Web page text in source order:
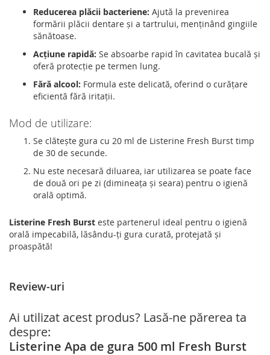
Reducerea plăcii bacteriene: Ajută la prevenirea
formării plăcii dentare și a tartrului, menținând gingiile
sănătoase.
Acțiune rapidă: Se absoarbe rapid în cavitatea bucală și
oferă protecție pe termen lung.
Fără alcool: Formula este delicată, oferind o curățare
eficientă fără iritații.
Mod de utilizare:
Se clătește gura cu 20 ml de Listerine Fresh Burst timp
de 30 de secunde.
Nu este necesară diluarea, iar utilizarea se poate face
de două ori pe zi (dimineața și seara) pentru o igienă
orală optimă.
Listerine Fresh Burst este partenerul ideal pentru o igienă
orală impecabilă, lăsându-ți gura curată, protejată și
proaspătă!
Review-uri
Ai utilizat acest produs? Lasă-ne părerea ta
despre:
Listerine Apa de gura 500 ml Fresh Burst